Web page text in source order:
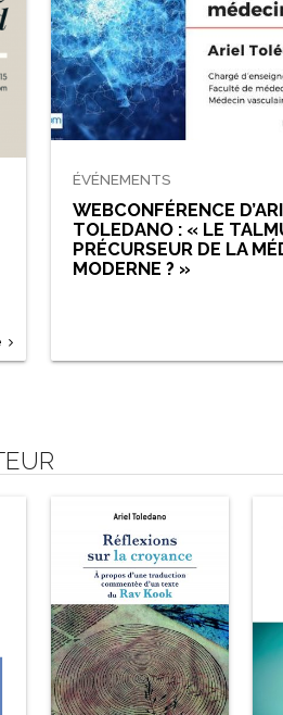
ÉVÉNEMENTS
WEBCONFÉRENCE
TOLEDANO : « LE
PRÉCURSEUR DE LA
MODERNE ? »